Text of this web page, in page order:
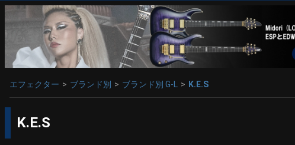
エフェクター ブランド別 ブランド別 G-L K.E.S
K.E.S